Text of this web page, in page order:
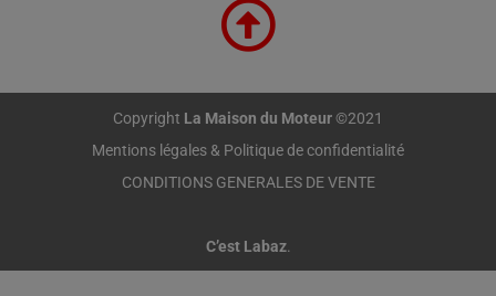
Copyright La Maison du Moteur©2021
Mentions légales & Politique de confidentialité
CONDITIONS GENERALES DE VENTE
C’est Labaz.